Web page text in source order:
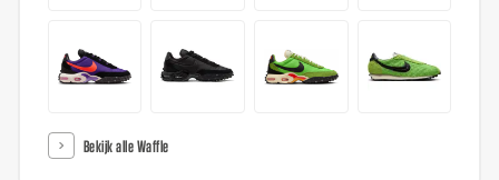
Bekijk alle Waffle